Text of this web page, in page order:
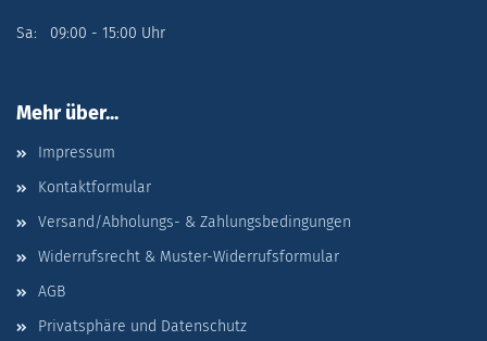
Sa: 09:00 - 15:00 Uhr
Mehr über...
Impressum
Kontaktformular
Versand/Abholungs- & Zahlungsbedingungen
Widerrufsrecht & Muster-Widerrufsformular
AGB
Privatsphäre und Datenschutz